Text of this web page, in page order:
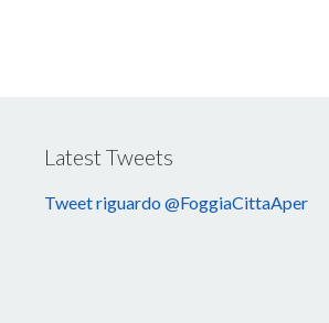
Latest Tweets
Tweet riguardo @FoggiaCittaAper